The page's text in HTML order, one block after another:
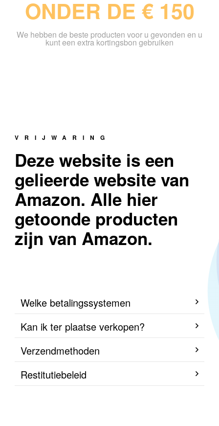
ONDER DE € 150
We hebben de beste producten voor u gevonden en u
kunt een extra kortingsbon gebruiken
VRIJWARING
Deze website is een
gelieerde website van
Amazon. Alle hier
getoonde producten
zijn van Amazon.
Welke betalingssystemen
Kan ik ter plaatse verkopen?
Verzendmethoden
Restitutiebeleid